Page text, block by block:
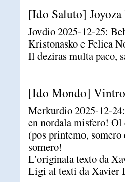
[Ido Saluto]
Jovdio 2025-12-25:
Kristonasko e Felica
Il deziras multa paco,
[Ido Mondo] Vintro
Merkurdio 2025-12-
en nordala misfero! Ol
(pos printemo,
somero!
L'originala texto da
Ligi al texti da Xavier